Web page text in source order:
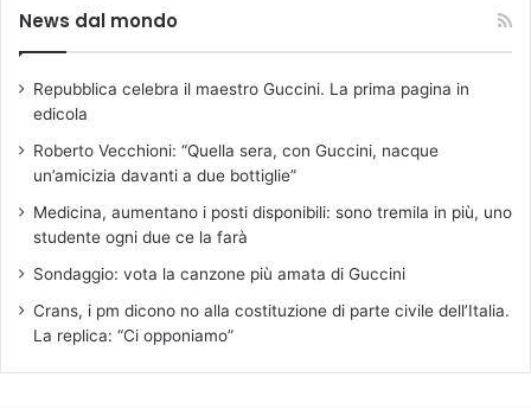
News dal mondo
Repubblica celebra il maestro Guccini. La prima pagina in
edicola
Roberto Vecchioni: “Quella sera, con Guccini, nacque
un’amicizia davanti a due bottiglie”
Medicina, aumentano i posti disponibili: sono tremila in più, uno
studente ogni due ce la farà
Sondaggio: vota la canzone più amata di Guccini
Crans, i pm dicono no alla costituzione di parte civile dell’Italia.
La replica: “Ci opponiamo”